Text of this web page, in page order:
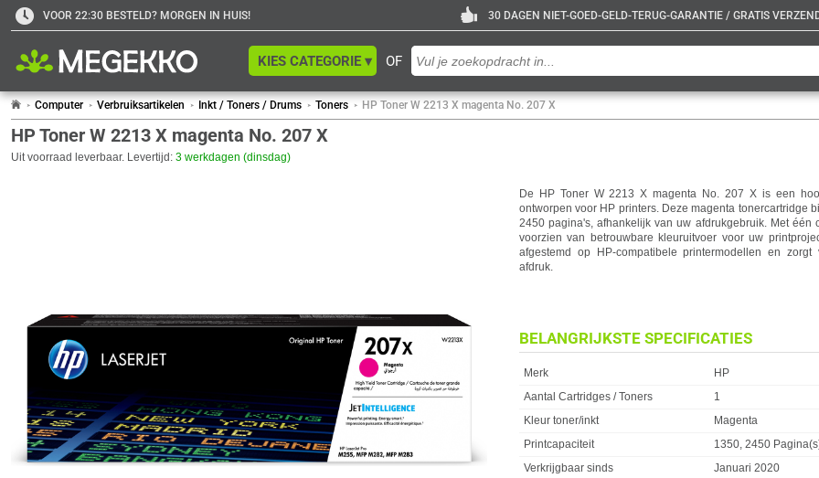
VOOR 22:30 BESTELD? MORGEN IN HUIS! 30 DAGEN NIET-GOED-GELD-TERUG-GARANTIE / GRATIS
OF
KIES CATEGORIE ▾
Computer Verbruiksartikelen Inkt / Toners / Drums Toners HP Toner W 2213 X magenta No. 207 X
HP Toner W 2213 X magenta No. 207 X
Uit voorraad leverbaar. Levertijd: 3 werkdagen (dinsdag)
De HP Toner W 2213 X magenta No. 207 X is een
ontworpen voor HP printers. Deze magenta tonercartridge
2450 pagina's, afhankelijk van uw afdrukgebruik. Met één
voorzien van betrouwbare kleuruitvoer voor uw
afgestemd op HP-compatibele printermodellen en
afdruk.
BELANGRIJKSTE SPECIFICATIES
Eigenschap
Merk
HP
Aantal Cartridges / Toners
1
Kleur toner/inkt
Magenta
Printcapaciteit
1350, 2450
Verkrijgbaar sinds
Januari 2020